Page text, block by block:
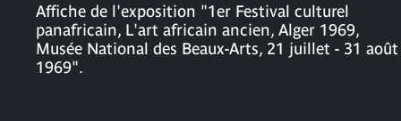
Affiche de l'exposition "1er Festival culturel
panafricain, L'art africain ancien, Alger 1969,
Musée National des Beaux-Arts, 21 juillet - 31 août
1969".